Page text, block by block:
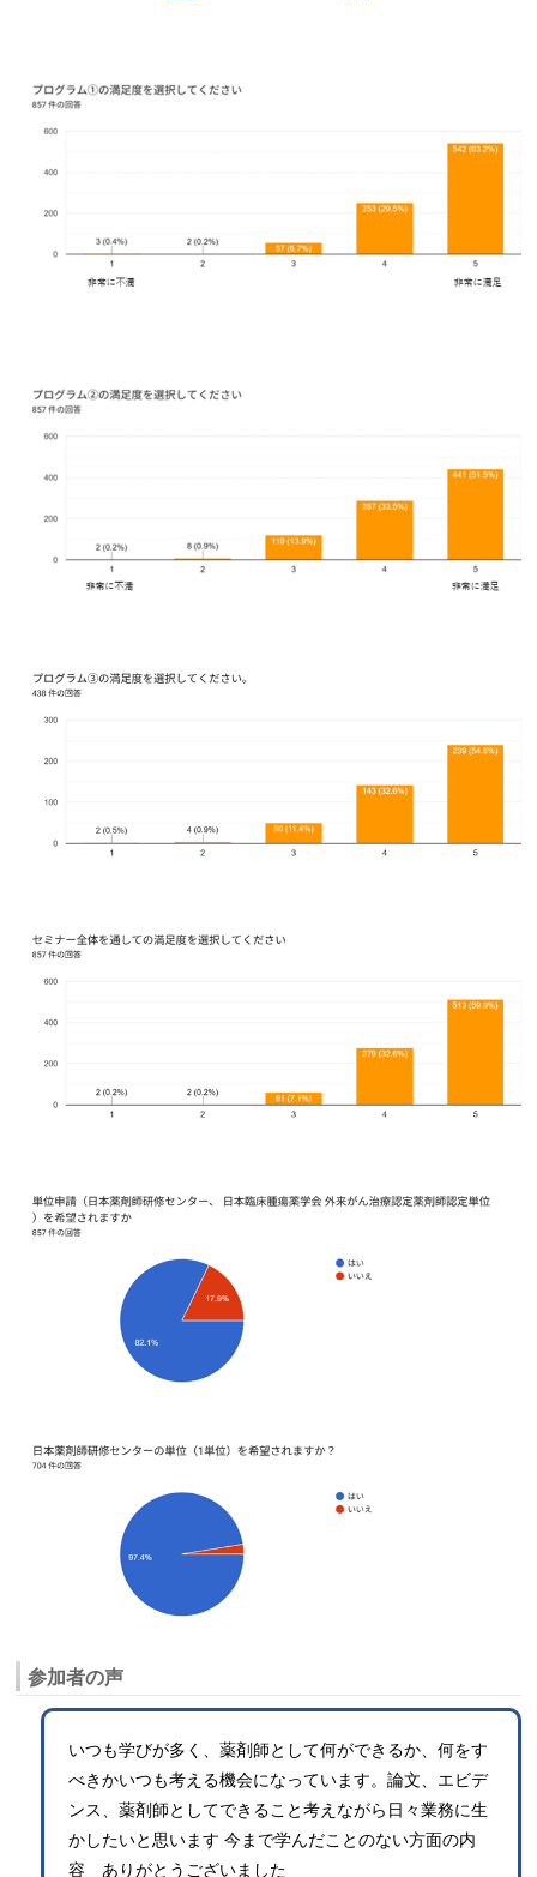
参加者の声
いつも学びが多く、薬剤師として何ができるか、何をす
べきかいつも考える機会になっています。論文、エビデ
ンス、薬剤師としてできること考えながら日々業務に生
かしたいと思います 今まで学んだことのない方面の内
容 ありがとうございました